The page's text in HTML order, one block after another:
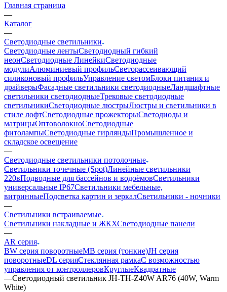
Главная страница
—
Каталог
—
Светодиодные светильники
Светодиодные лентыСветодиодный гибкий
неонСветодиодные ЛинейкиСветодиодные
модулиАлюминиевый профильСветорассеивающий
силиконовый профильУправление светомБлоки питания и
драйверыФасадные светильники светодиодныеЛандшафтные
светильники светодиодныеТрековые светодиодные
светильникиСветодиодные люстрыЛюстры и светильники в
стиле лофтСветодиодные прожекторыСветодиоды и
матрицыОптоволокноСветодиодные
фитолампыСветодиодные гирляндыПромышленное и
складское освещение
—
Светодиодные светильники потолочные
Светильники точечные (Spot)Линейные светильники
220вПодводные для бассейнов и водоёмовСветильники
универсальные IP67Светильники мебельные,
витринныеПодсветка картин и зеркалСветильники - ночники
—
Светильники встраиваемые
Светильники накладные и ЖКХСветодиодные панели
—
AR серия
BW серия поворотныеMB серия (тонкие)JH серия
поворотныеDL серияСтеклянная рамкаС возможностью
управления от контроллеровКруглыеКвадратные
—Светодиодный светильник JH-TH-Z40W AR76 (40W, Warm
White)